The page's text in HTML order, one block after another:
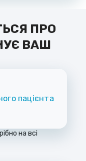
ПРО
ВАШ
пацієнта
на всі